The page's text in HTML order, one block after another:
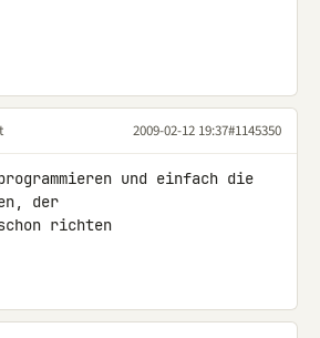
2009-02-12 19:37#1145350
und einfach die
der
richten